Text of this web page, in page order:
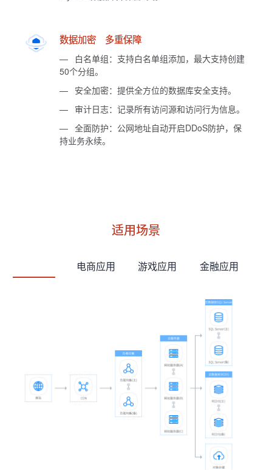
数据加密 多重保障
—
白名单组：支持白名单组添加，最大支持创建
50个分组。
— 安全加密：提供全方位的数据库安全支持。
— 审计日志：记录所有访问源和访问行为信息。
— 全面防护：公网地址自动开启DDoS防护，保
持业务永续。
适用场景
电商应用 游戏应用 金融应用